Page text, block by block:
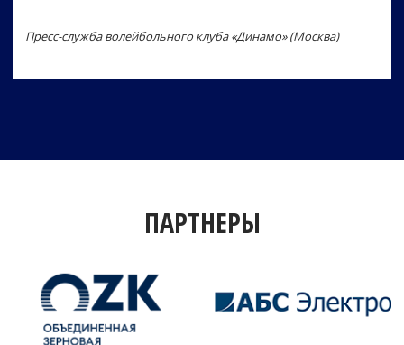
Пресс-служба волейбольного клуба «Динамо» (Москва)
ПАРТНЕРЫ